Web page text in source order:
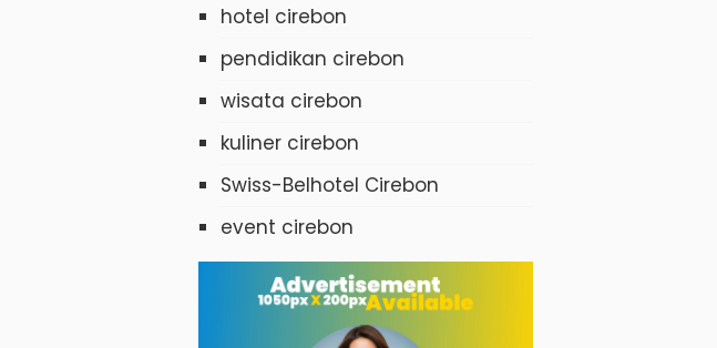
hotel cirebon
pendidikan cirebon
wisata cirebon
kuliner cirebon
Swiss-Belhotel Cirebon
event cirebon